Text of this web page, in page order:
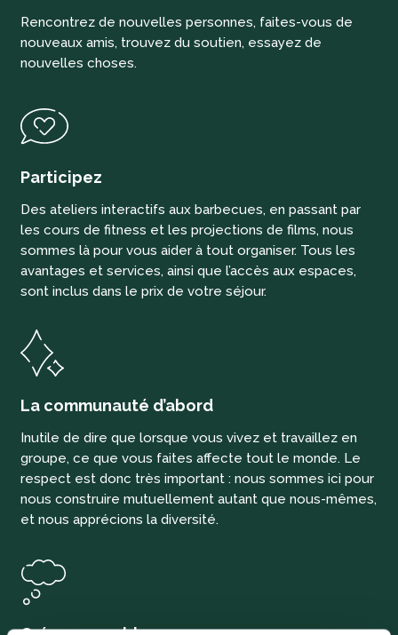
Rencontrez de nouvelles personnes, faites-vous de
nouveaux amis, trouvez du soutien, essayez de
nouvelles choses.
Participez
Des ateliers interactifs aux barbecues, en passant par
les cours de fitness et les projections de films, nous
sommes là pour vous aider à tout organiser. Tous les
avantages et services, ainsi que l’accès aux espaces,
sont inclus dans le prix de votre séjour.
La communauté d’abord
Inutile de dire que lorsque vous vivez et travaillez en
groupe, ce que vous faites affecte tout le monde. Le
respect est donc très important : nous sommes ici pour
nous construire mutuellement autant que nous-mêmes,
et nous apprécions la diversité.